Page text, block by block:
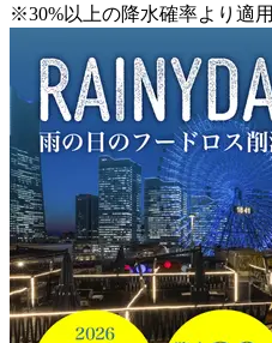
※30%以上の降水確率より適用